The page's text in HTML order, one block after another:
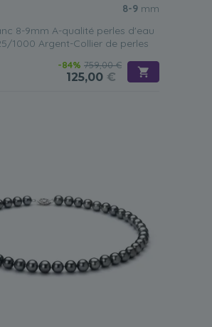
8-9 mm
8-9mm A-qualité perles d'eau
1000 Argent-Collier de perles
-84% 759,00 €
125,00 €